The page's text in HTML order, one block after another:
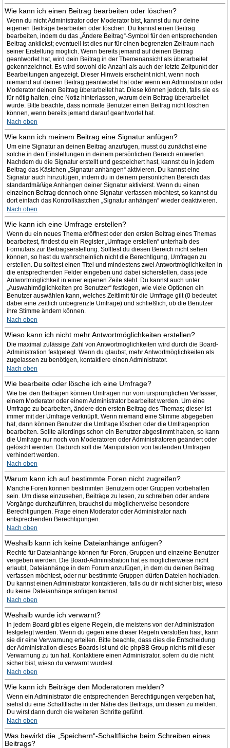
Wie kann ich einen Beitrag bearbeiten oder löschen?
Wenn du nicht Administrator oder Moderator bist, kannst du nur deine
eigenen Beiträge bearbeiten oder löschen. Du kannst einen Beitrag
bearbeiten, indem du das „Ändere Beitrag“-Symbol für den entsprechenden
Beitrag anklickst; eventuell ist dies nur für einen begrenzten Zeitraum nach
seiner Erstellung möglich. Wenn bereits jemand auf deinen Beitrag
geantwortet hat, wird dein Beitrag in der Themenansicht als überarbeitet
gekennzeichnet. Es wird sowohl die Anzahl als auch der letzte Zeitpunkt der
Bearbeitungen angezeigt. Dieser Hinweis erscheint nicht, wenn noch
niemand auf deinen Beitrag geantwortet hat oder wenn ein Administrator oder
Moderator deinen Beitrag überarbeitet hat. Diese können jedoch, falls sie es
für nötig halten, eine Notiz hinterlassen, warum dein Beitrag überarbeitet
wurde. Bitte beachte, dass normale Benutzer einen Beitrag nicht löschen
können, wenn bereits jemand darauf geantwortet hat.
Nach oben
Wie kann ich meinem Beitrag eine Signatur anfügen?
Um eine Signatur an deinen Beitrag anzufügen, musst du zunächst eine
solche in den Einstellungen in deinem persönlichen Bereich entwerfen.
Nachdem du die Signatur erstellt und gespeichert hast, kannst du in jedem
Beitrag das Kästchen „Signatur anhängen“ aktivieren. Du kannst eine
Signatur auch hinzufügen, indem du in deinem persönlichen Bereich das
standardmäßige Anhängen deiner Signatur aktivierst. Wenn du einen
einzelnen Beitrag dennoch ohne Signatur verfassen möchtest, so kannst du
dort einfach das Kontrollkästchen „Signatur anhängen“ wieder deaktivieren.
Nach oben
Wie kann ich eine Umfrage erstellen?
Wenn du ein neues Thema eröffnest oder den ersten Beitrag eines Themas
bearbeitest, findest du ein Register „Umfrage erstellen“ unterhalb des
Formulars zur Beitragserstellung. Solltest du diesen Bereich nicht sehen
können, so hast du wahrscheinlich nicht die Berechtigung, Umfragen zu
erstellen. Du solltest einen Titel und mindestens zwei Antwortmöglichkeiten in
die entsprechenden Felder eingeben und dabei sicherstellen, dass jede
Antwortmöglichkeit in einer eigenen Zeile steht. Du kannst auch unter
„Auswahlmöglichkeiten pro Benutzer“ festlegen, wie viele Optionen ein
Benutzer auswählen kann, welches Zeitlimit für die Umfrage gilt (0 bedeutet
dabei eine zeitlich unbegrenzte Umfrage) und schließlich, ob die Benutzer
ihre Stimme ändern können.
Nach oben
Wieso kann ich nicht mehr Antwortmöglichkeiten erstellen?
Die maximal zulässige Zahl von Antwortmöglichkeiten wird durch die Board-
Administration festgelegt. Wenn du glaubst, mehr Antwortmöglichkeiten als
zugelassen zu benötigen, kontaktiere einen Administrator.
Nach oben
Wie bearbeite oder lösche ich eine Umfrage?
Wie bei den Beiträgen können Umfragen nur vom ursprünglichen Verfasser,
einem Moderator oder einem Administrator bearbeitet werden. Um eine
Umfrage zu bearbeiten, ändere den ersten Beitrag des Themas; dieser ist
immer mit der Umfrage verknüpft. Wenn niemand eine Stimme abgegeben
hat, dann können Benutzer die Umfrage löschen oder die Umfrageoption
bearbeiten. Sollte allerdings schon ein Benutzer abgestimmt haben, so kann
die Umfrage nur noch von Moderatoren oder Administratoren geändert oder
gelöscht werden. Dadurch soll die Manipulation von laufenden Umfragen
verhindert werden.
Nach oben
Warum kann ich auf bestimmte Foren nicht zugreifen?
Manche Foren können bestimmten Benutzern oder Gruppen vorbehalten
sein. Um diese einzusehen, Beiträge zu lesen, zu schreiben oder andere
Vorgänge durchzuführen, brauchst du möglicherweise besondere
Berechtigungen. Frage einen Moderator oder Administrator nach
entsprechenden Berechtigungen.
Nach oben
Weshalb kann ich keine Dateianhänge anfügen?
Rechte für Dateianhänge können für Foren, Gruppen und einzelne Benutzer
vergeben werden. Die Board-Administration hat es möglicherweise nicht
erlaubt, Dateianhänge in dem Forum anzufügen, in dem du deinen Beitrag
verfassen möchtest, oder nur bestimmte Gruppen dürfen Dateien hochladen.
Du kannst einen Administrator kontaktieren, falls du dir nicht sicher bist, wieso
du keine Dateianhänge anfügen kannst.
Nach oben
Weshalb wurde ich verwarnt?
In jedem Board gibt es eigene Regeln, die meistens von der Administration
festgelegt werden. Wenn du gegen eine dieser Regeln verstoßen hast, kann
sie dir eine Verwarnung erteilen. Bitte beachte, dass dies die Entscheidung
der Administration dieses Boards ist und die phpBB Group nichts mit dieser
Verwarnung zu tun hat. Kontaktiere einen Administrator, sofern du die nicht
sicher bist, wieso du verwarnt wurdest.
Nach oben
Wie kann ich Beiträge den Moderatoren melden?
Wenn ein Administrator die entsprechenden Berechtigungen vergeben hat,
siehst du eine Schaltfläche in der Nähe des Beitrags, um diesen zu melden.
Du wirst dann durch die weiteren Schritte geführt.
Nach oben
Was bewirkt die „Speichern“-Schaltfläche beim Schreiben eines
Beitrags?